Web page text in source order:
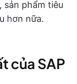
sản phẩm tiêu
hơn nữa.
của SAP